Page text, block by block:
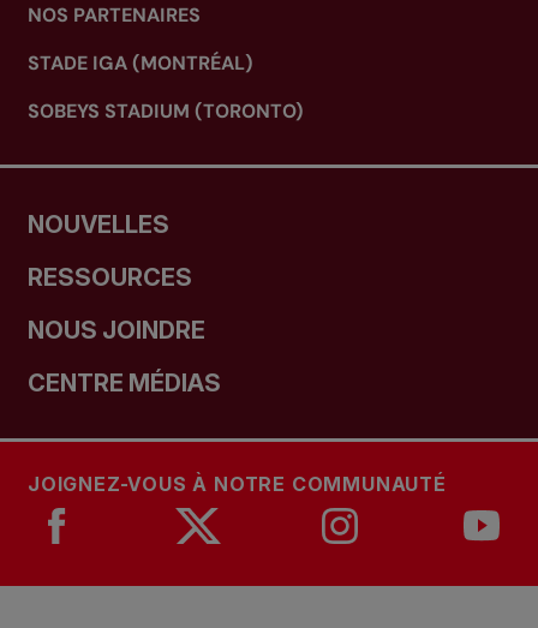
NOS PARTENAIRES
STADE IGA (MONTRÉAL)
SOBEYS STADIUM (TORONTO)
NOUVELLES
RESSOURCES
NOUS JOINDRE
CENTRE MÉDIAS
JOIGNEZ-VOUS À NOTRE COMMUNAUTÉ